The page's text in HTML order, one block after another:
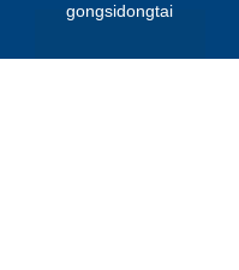
gongsidongtai